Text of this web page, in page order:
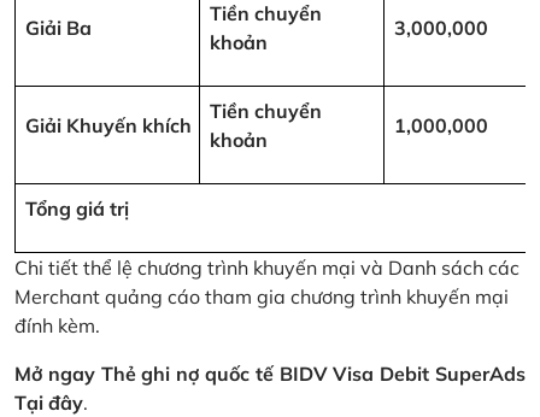
Giải Ba
Tiền chuyển
khoản
3,000,000
Giải Khuyến khích
Tiền chuyển
khoản
1,000,000
Tổng giá trị
Chi tiết thể lệ chương trình khuyến mại và Danh sách các
Merchant quảng cáo tham gia chương trình khuyến mại
đính kèm.
Mở ngay Thẻ ghi nợ quốc tế BIDV Visa Debit SuperAds
Tại đây.